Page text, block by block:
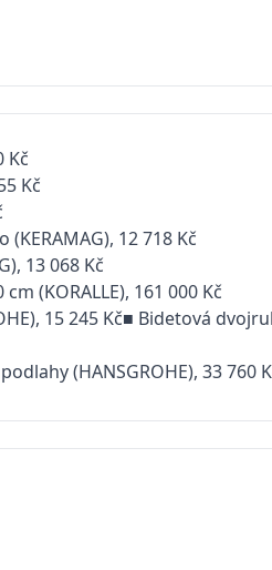
Kč
Kč
12 718 Kč
13 068 Kč
(KORALLE), 161 000 Kč
15 245 Kč■ Bidetová
(HANSGROHE), 33 760